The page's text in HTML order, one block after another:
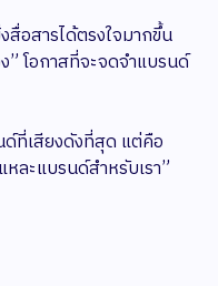
สื่อสารได้ตรงใจมากขึ้น
” โอกาสที่จะจดจำแบรนด์
ด์ที่เสียงดังที่สุด แต่คือ
ละแบรนด์สำหรับเรา”